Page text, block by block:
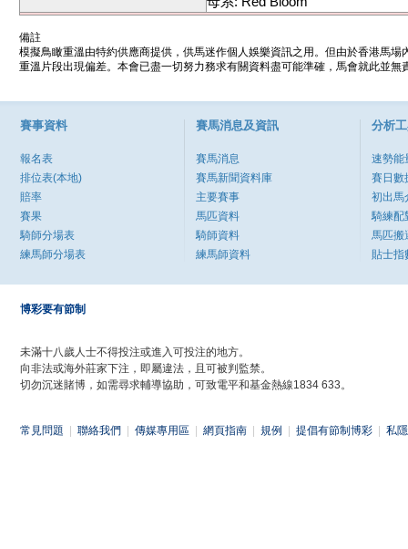
備註
模擬鳥瞰重溫由特約供應商提供，供馬迷作個人娛樂資訊之用。但由於香港馬
重溫片段出現偏差。本會已盡一切努力務求有關資料盡可能準確，馬會就此並
賽事資料
報名表
排位表(本地)
賠率
賽果
騎師分場表
練馬師分場表
賽馬消息及資訊
賽馬消息
賽馬新聞資料庫
主要賽事
馬匹資料
騎師資料
練馬師資料
分析
速勢能
賽日數
初出馬
騎練配
馬匹搬
貼士指
博彩要有節制
未滿十八歲人士不得投注或進入可投注的地方。
向非法或海外莊家下注，即屬違法，且可被判監禁。
切勿沉迷賭博，如需尋求輔導協助，可致電平和基金熱線1834 633。
常見問題 聯絡我們 傳媒專用區 網頁指南 規例 提倡有節制博彩 私